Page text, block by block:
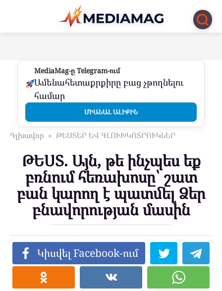
Перейти
контенту
MediaMag-ը Telegram-ում
Ամենահետաքրքիրը բաց չթողնելու
համար
ՄԻԱՆԱԼ ԱԼԻՔԻՆ
Գլխավոր » ԹԵՍՏԵՐ ԵՎ ԳԼՈՒԽԿՈՏՐՈՒԿՆԵՐ
ԹԵՍՏ. Այն, թե ինչպես եք
բռնում հեռախոսը՝ շատ
բան կարող է պատմել Ձեր
բնավորության մասին
Կիսվել Facebook-ում